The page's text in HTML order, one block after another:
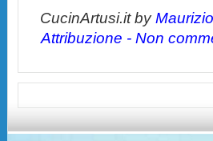
CucinArtusi.itby
Attribuzione - Non